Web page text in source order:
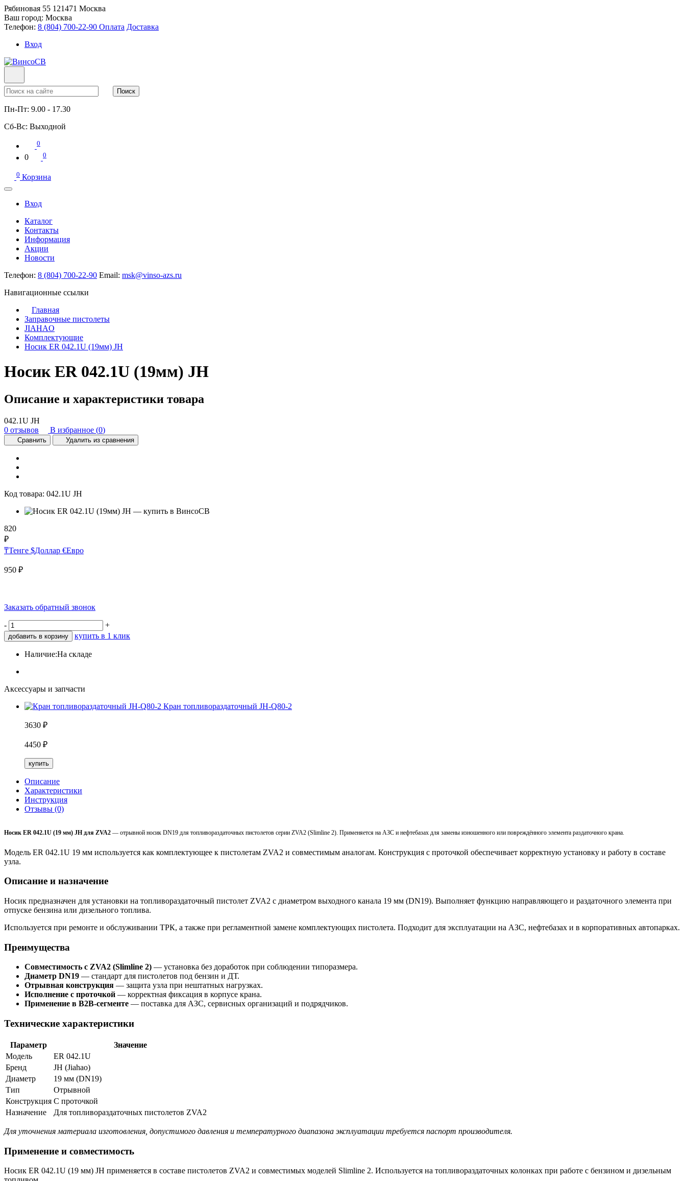
Рябиновая 55 121471 Москва
Ваш город: Москва
Телефон: 8 (804) 700-22-90 Оплата Доставка
Вход
Поиск
Пн-Пт: 9.00 - 17.30
Сб-Вс: Выходной
0
0 0
0 Корзина
Вход
Каталог
Контакты
Информация
Акции
Новости
Телефон: 8 (804) 700-22-90 Email: msk@vinso-azs.ru
Навигационные ссылки
Главная
Заправочные пистолеты
JIAHAO
Комплектующие
Носик ER 042.1U (19мм) JH
Носик ER 042.1U (19мм) JH
Описание и характеристики товара
042.1U JH
0 отзывов
В избранное (0)
Сравнить Удалить из сравнения
Код товара: 042.1U JH
820
₽
₸Тенге $Доллар €Евро
950 ₽
Заказать обратный звонок
- +
добавить в корзину купить в 1 клик
Наличие:На складе
Аксессуары и запчасти
Кран топливораздаточный JH-Q80-2
3630 ₽
4450 ₽
купить
Описание
Характеристики
Инструкция
Отзывы (0)
Носик ER 042.1U (19 мм) JH для ZVA2 — отрывной носик DN19 для топливораздаточных пистолетов серии ZVA2 (Slimline 2). Применяется на АЗС и нефтебазах для замены изношенного или повреждённого элемента раздаточного крана.
Модель ER 042.1U 19 мм используется как комплектующее к пистолетам ZVA2 и совместимым аналогам. Конструкция с проточкой обеспечивает корректную установку и работу в составе
узла.
Описание и назначение
Носик предназначен для установки на топливораздаточный пистолет ZVA2 с диаметром выходного канала 19 мм (DN19). Выполняет функцию направляющего и раздаточного элемента при
отпуске бензина или дизельного топлива.
Используется при ремонте и обслуживании ТРК, а также при регламентной замене комплектующих пистолета. Подходит для эксплуатации на АЗС, нефтебазах и в корпоративных автопарках.
Преимущества
Совместимость с ZVA2 (Slimline 2) — установка без доработок при соблюдении типоразмера.
Диаметр DN19 — стандарт для пистолетов под бензин и ДТ.
Отрывная конструкция — защита узла при нештатных нагрузках.
Исполнение с проточкой — корректная фиксация в корпусе крана.
Применение в B2B-сегменте — поставка для АЗС, сервисных организаций и подрядчиков.
Технические характеристики
Параметр
Значение
Модель
ER 042.1U
Бренд
JH (Jiahao)
Диаметр
19 мм (DN19)
Тип
Отрывной
Конструкция С проточкой
Назначение
Для топливораздаточных пистолетов ZVA2
Для уточнения материала изготовления, допустимого давления и температурного диапазона эксплуатации требуется паспорт производителя.
Применение и совместимость
Носик ER 042.1U (19 мм) JH применяется в составе пистолетов ZVA2 и совместимых моделей Slimline 2. Используется на топливораздаточных колонках при работе с бензином и дизельным